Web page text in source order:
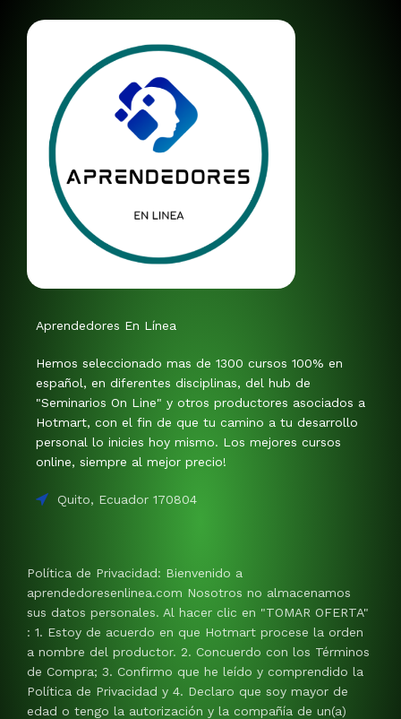
Aprendedores En Línea
Hemos seleccionado mas de 1300 cursos 100% en
español, en diferentes disciplinas, del hub de
"Seminarios On Line" y otros productores asociados a
Hotmart, con el fin de que tu camino a tu desarrollo
personal lo inicies hoy mismo. Los mejores cursos
online, siempre al mejor precio!
Quito, Ecuador 170804
Política de Privacidad: Bienvenido a
aprendedoresenlinea.com Nosotros no almacenamos
sus datos personales. Al hacer clic en "TOMAR OFERTA"
: 1. Estoy de acuerdo en que Hotmart procese la orden
a nombre del productor. 2. Concuerdo con los Términos
de Compra; 3. Confirmo que he leído y comprendido la
Política de Privacidad y 4. Declaro que soy mayor de
edad o tengo la autorización y la compañía de un(a)